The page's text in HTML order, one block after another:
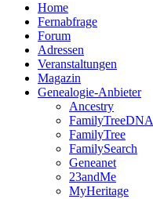
Home
Fernabfrage
Forum
Adressen
Veranstaltungen
Magazin
Genealogie-Anbieter
Ancestry
FamilyTreeDNA
FamilyTree
FamilySearch
Geneanet
23andMe
MyHeritage